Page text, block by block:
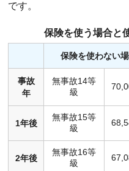
です。
保険を使う場合と
保険を使わない
事故
年
無事故14等
級
1年後
無事故15等
級
2年後
無事故16等
級